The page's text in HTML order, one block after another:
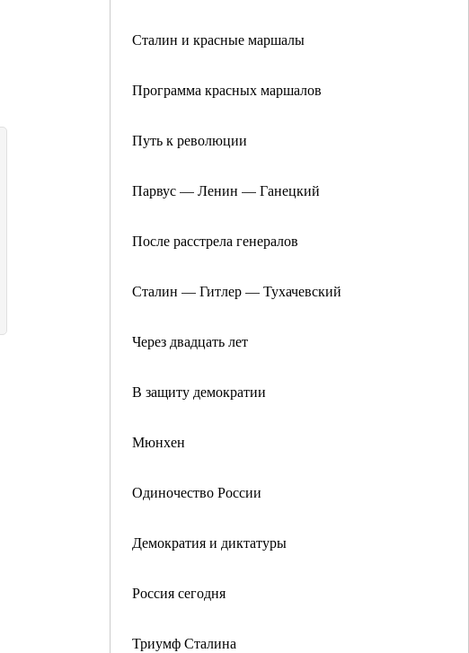
Сталин и красные маршалы
Программа красных маршалов
Путь к революции
Парвус — Ленин — Ганецкий
После расстрела генералов
Сталин — Гитлер — Тухачевский
Через двадцать лет
В защиту демократии
Мюнхен
Одиночество России
Демократия и диктатуры
Россия сегодня
Триумф Сталина